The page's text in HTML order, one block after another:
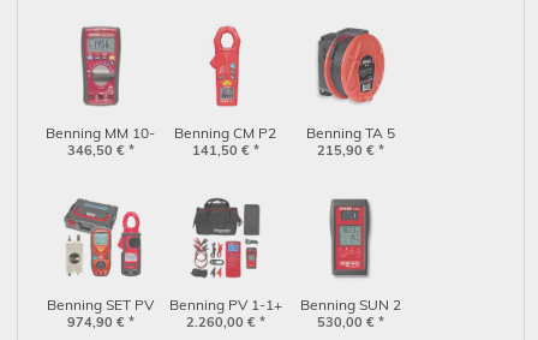
Benning MM 10-
PV (044089)
346,50 € *
Benning CM P2
(044679)
141,50 € *
Benning TA 5
(044039)
215,90 € *
Benning SET PV
1000 (11002373)
974,90 € *
Benning PV 1-1+
Set (10237708)
2.260,00 € *
Benning SUN 2
(050420)
530,00 € *